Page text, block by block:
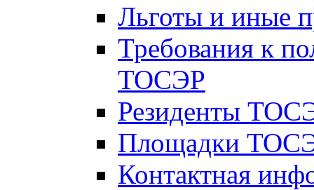
Льготы и иные
Требования к
ТОСЭР
Резиденты
Площадки
Контактная